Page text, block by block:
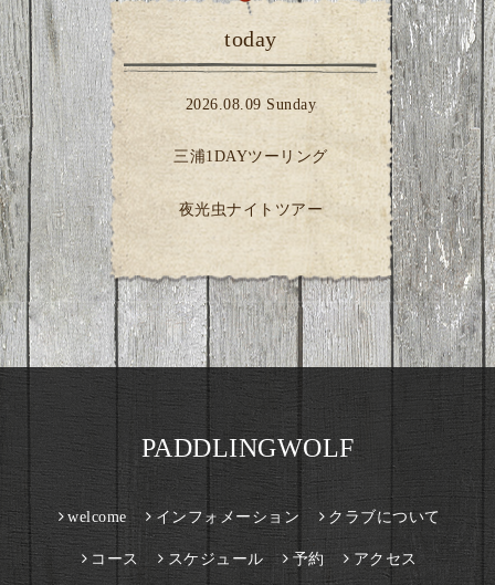
today
2026.08.09 Sunday
三浦1DAYツーリング
夜光虫ナイトツアー
PADDLINGWOLF
welcome インフォメーション クラブについて
コース スケジュール 予約 アクセス